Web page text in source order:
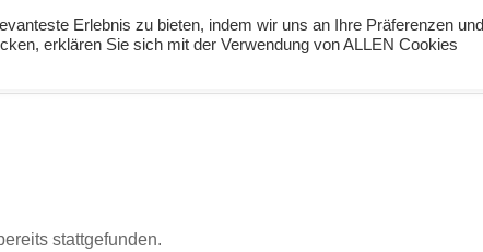
stattgefunden.
Erlebnis zu bieten, indem wir uns an Ihre Präferenzen und
erklären Sie sich mit der Verwendung von ALLEN Cookies